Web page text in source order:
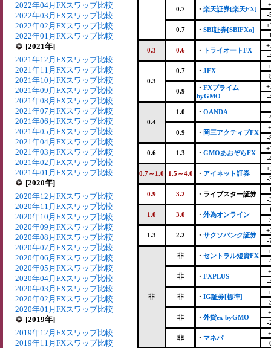
2022年04月FXスワップ比較
2022年03月FXスワップ比較
2022年02月FXスワップ比較
2022年01月FXスワップ比較
[2021年]
2021年12月FXスワップ比較
2021年11月FXスワップ比較
2021年10月FXスワップ比較
2021年09月FXスワップ比較
2021年08月FXスワップ比較
2021年07月FXスワップ比較
2021年06月FXスワップ比較
2021年05月FXスワップ比較
2021年04月FXスワップ比較
2021年03月FXスワップ比較
2021年02月FXスワップ比較
2021年01月FXスワップ比較
[2020年]
2020年12月FXスワップ比較
2020年11月FXスワップ比較
2020年10月FXスワップ比較
2020年09月FXスワップ比較
2020年08月FXスワップ比較
2020年07月FXスワップ比較
2020年06月FXスワップ比較
2020年05月FXスワップ比較
2020年04月FXスワップ比較
2020年03月FXスワップ比較
2020年02月FXスワップ比較
2020年01月FXスワップ比較
[2019年]
2019年12月FXスワップ比較
2019年11月FXスワップ比較
0.7 ・ 楽天証券[楽天FX]
-
0.7 ・ SBI証券[SBIFXα]
-
0.3 0.6 ・ トライオートFX
-
0.3
0.7 ・ JFX
-
0.9 ・ FXプライム
byGMO
-
0.4
1.0 ・ OANDA
-
0.9 ・ 岡三アクティブFX
-
0.6 1.3 ・ GMOあおぞらFX
-
0.7～1.0 1.5～4.0 ・ アイネット証券
-
0.9 3.2 ・ライブスター証券
-
1.0 3.0 ・ 外為オンライン
-
1.3 2.2 ・ サクソバンク証券
-
非
非 ・ セントラル短資FX
-
非 ・ FXPLUS
-
非 ・ IG証券[標準]
-
非 ・ 外貨ex byGMO
-
非 ・ マネパ
-